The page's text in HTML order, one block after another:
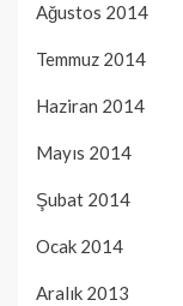
Ağustos 2014
Temmuz 2014
Haziran 2014
Mayıs 2014
Şubat 2014
Ocak 2014
Aralık 2013